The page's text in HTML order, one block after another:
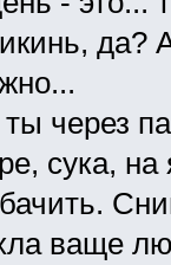
да?
через
сука, на
ваще